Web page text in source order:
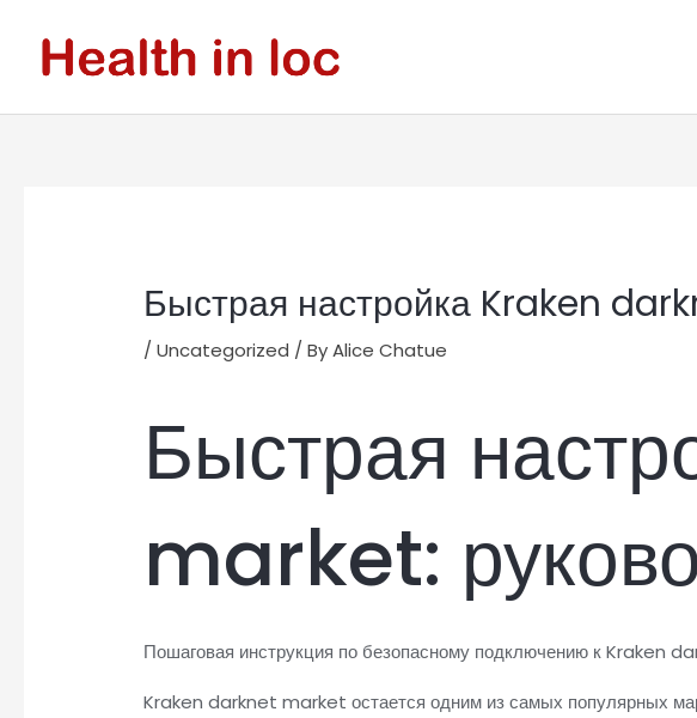
content
Быстрая настройка Kraken
/Uncategorized / ByAlice Chatue
Быстрая
market:
Пошаговая инструкция по безопасному подключению к Kraken
Kraken darknet market остается одним из самых популярных